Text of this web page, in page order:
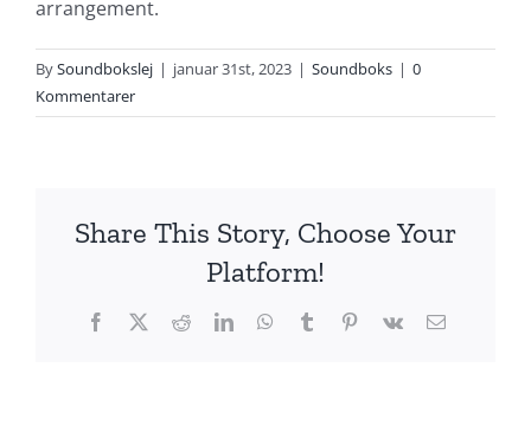
arrangement.
BySoundbokslej | januar 31st, 2023 | Soundboks | 0
Kommentarer
Share This Story, Choose Your
Platform!
Facebook
X RedditLinkedInWhatsApp
TumblrPinterest
Vk
E-